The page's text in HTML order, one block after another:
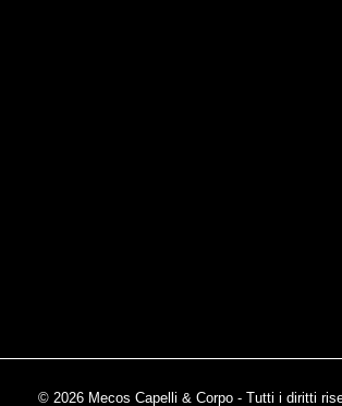
© 2026 Mecos Capelli & Corpo - Tutti i diritti